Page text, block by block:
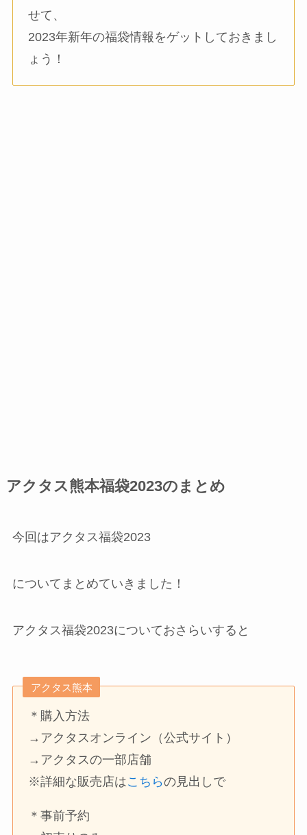
せて、
2023年新年の福袋情報をゲットしておきまし
ょう！
アクタス熊本福袋2023のまとめ
今回はアクタス福袋2023
についてまとめていきました！
アクタス福袋2023についておさらいすると
アクタス熊本
＊購入方法
→アクタスオンライン（公式サイト）
→アクタスの一部店舗
※詳細な販売店はこちらの見出しで
＊事前予約